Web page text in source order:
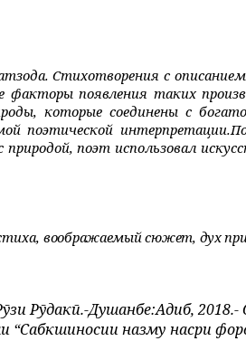
Стихотворения с
появления таких
которые соединены с
поэтической интерпретации.
поэт использовал
, воображаемый сюжет, дух
Рӯдакӣ.-Душанбе:Адиб, 2018.-
назму насри